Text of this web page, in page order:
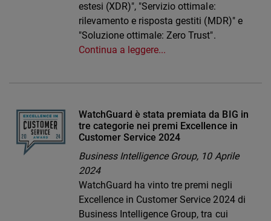
estesi (XDR)", "Servizio ottimale:
rilevamento e risposta gestiti (MDR)" e
"Soluzione ottimale: Zero Trust".
Continua a leggere...
WatchGuard è stata premiata da BIG in
tre categorie nei premi Excellence in
Customer Service 2024
Business Intelligence Group, 10 Aprile
2024
WatchGuard ha vinto tre premi negli
Excellence in Customer Service 2024 di
Business Intelligence Group, tra cui